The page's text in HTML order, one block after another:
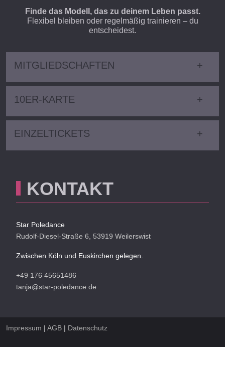
Finde das Modell, das zu deinem Leben passt.
Flexibel bleiben oder regelmäßig trainieren – du
entscheidest.
MITGLIEDSCHAFTEN
10ER-KARTE
EINZELTICKETS
KONTAKT
Star Poledance
Rudolf-Diesel-Straße 6, 53919 Weilerswist
Zwischen Köln und Euskirchen gelegen.
+49 176 45651486
tanja@star-poledance.de
Impressum | AGB | Datenschutz
We use cookies on our website. Some of them are essential for
and the user experience (tracking cookies). You can decide for
that if you reject them, you may not be able to use all the
Decline